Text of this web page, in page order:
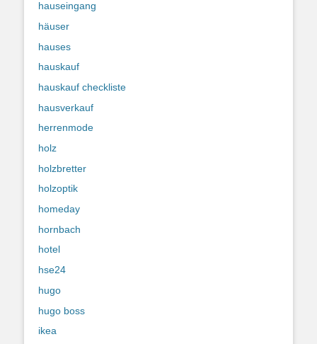
hauseingang
häuser
hauses
hauskauf
hauskauf checkliste
hausverkauf
herrenmode
holz
holzbretter
holzoptik
homeday
hornbach
hotel
hse24
hugo
hugo boss
ikea